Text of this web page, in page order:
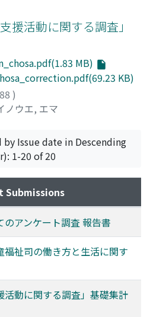
援活動に関する調査」
MB)
KB)
)
ノウエ, エマ
Issue date in Descending
1-20 of 20
Submissions
アンケート調査 報告書
福祉司の働き方と生活に関す
活動に関する調査」基礎集計